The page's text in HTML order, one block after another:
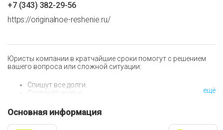
+7 (343) 382-29-56
https://originalnoe-reshenie.ru/
Основная информация
Юристы компании в кратчайшие сроки помогут с решением
вашего вопроса или сложной ситуации:
Спишут все долги.
Сохранят жилье.
ещё